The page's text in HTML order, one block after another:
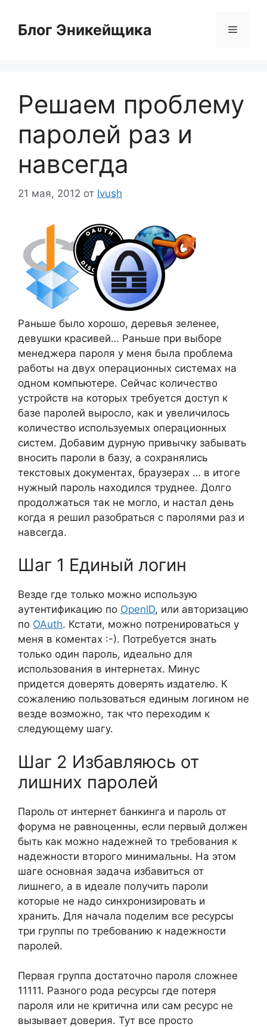
содержимому
Блог Эникейщика Меню
Решаем проблему
паролей раз и
навсегда
21 мая, 2012 от Ivush
Раньше было хорошо, деревья зеленее,
девушки красивей… Раньше при выборе
менеджера пароля у меня была проблема
работы на двух операционных системах на
одном компьютере. Сейчас количество
устройств на которых требуется доступ к
базе паролей выросло, как и увеличилось
количество используемых операционных
систем. Добавим дурную привычку забывать
вносить пароли в базу, а сохранялись
текстовых документах, браузерах … в итоге
нужный пароль находился труднее. Долго
продолжаться так не могло, и настал день
когда я решил разобраться с паролями раз и
навсегда.
Шаг 1 Единый логин
Везде где только можно использую
аутентификацию по OpenID, или авторизацию
по OAuth. Кстати, можно потренироваться у
меня в коментах :-). Потребуется знать
только один пароль, идеально для
использования в интернетах. Минус
придется доверять доверять издателю. К
сожалению пользоваться единым логином не
везде возможно, так что переходим к
следующему шагу.
Шаг 2 Избавляюсь от
лишних паролей
Пароль от интернет банкинга и пароль от
форума не равноценны, если первый должен
быть как можно надежней то требования к
надежности второго минимальны. На этом
шаге основная задача избавиться от
лишнего, а в идеале получить пароли
которые не надо синхронизировать и
хранить. Для начала поделим все ресурсы
три группы по требованию к надежности
паролей.
Первая группа достаточно пароля сложнее
11111. Разного рода ресурсы где потеря
пароля или не критична или сам ресурс не
вызывает доверия. Тут все просто